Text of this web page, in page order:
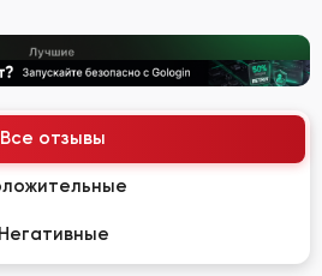
Все отзывы
Негативные